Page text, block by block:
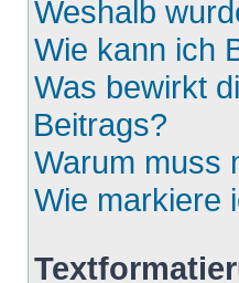
Weshalb
Wie kann ich
Was bewirkt
Beitrags?
Warum muss
Wie markiere